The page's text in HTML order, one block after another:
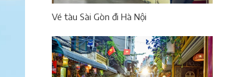
Vé tàu Sài Gòn đi Hà Nội